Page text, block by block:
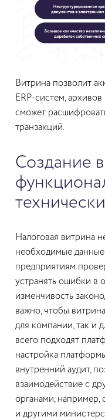
Витрина позволит
ERP-систем,
сможет
транзакций.
Создание
Налоговая витрина
необходимые
предприятиям
устранять ошибки в
изменчивость
важно, чтобы
для компании, так и
всего подходят
настройка
внутренний аудит,
взаимодействие с
органами, например,
и другими